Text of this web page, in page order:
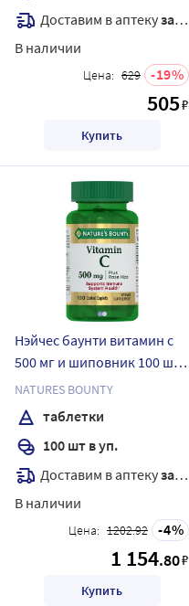
Доставим в аптекузавтра
В наличии
Цена: 629 19
505₽
Купить
Нэйчес баунти витамин с
500 мг и шиповник 100 шт.
таблетки массой 673,409
мг
NATURES BOUNTY
таблетки
100 шт в уп.
Доставим в аптекузавтра
В наличии
Цена: 1202.92 4
1 154.80₽
Купить